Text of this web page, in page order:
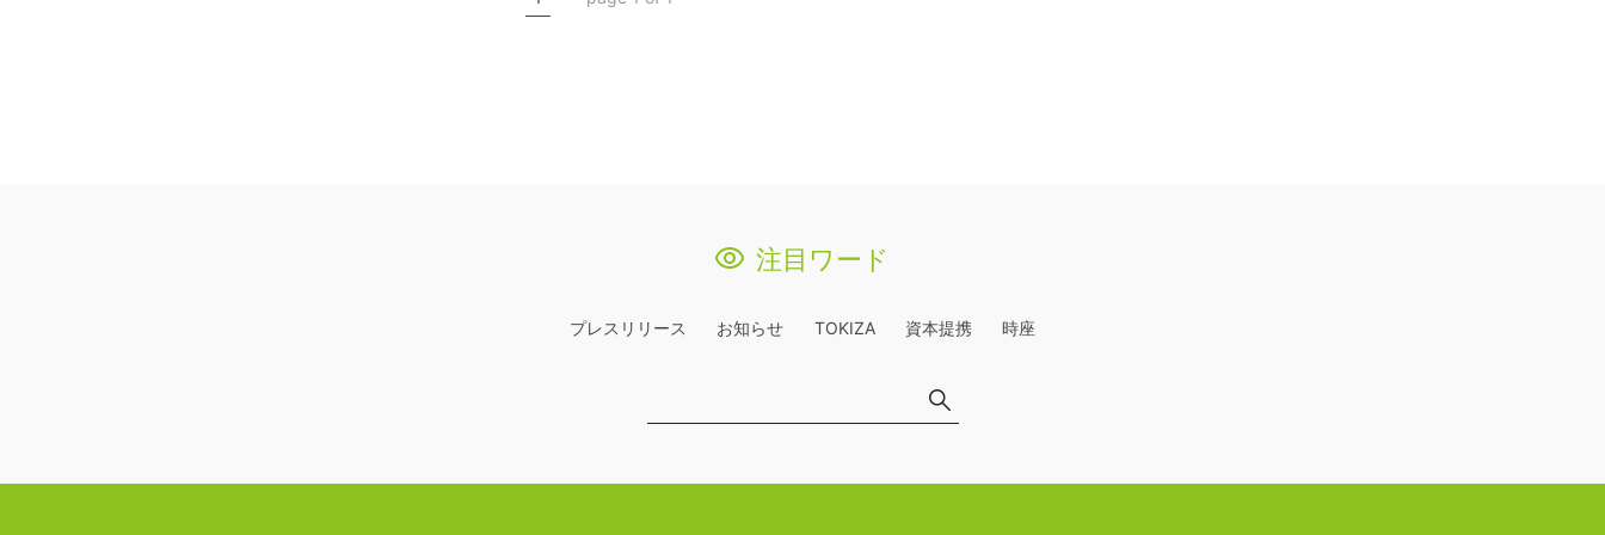
注目ワード
プレスリリース お知らせ TOKIZA 資本提携 時座